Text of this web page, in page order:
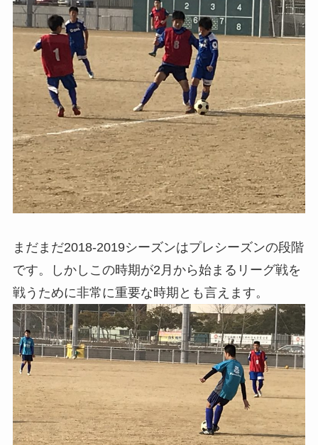
まだまだ2018-2019シーズンはプレシーズンの段階
です。しかしこの時期が2月から始まるリーグ戦を
戦うために非常に重要な時期とも言えます。